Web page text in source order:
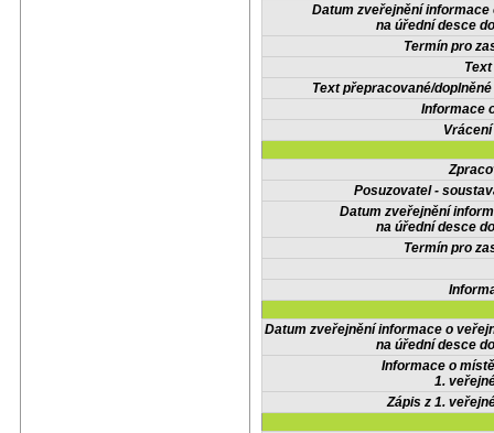
Datum zveřejnění informace
na úřední desce
Termín pro
Text přepracované/
Informace
Posuzovatel -
Datum zveřejnění
na úřední desce
Termín pro
Datum zveřejnění informace o
na úřední desce
Informace o
1.
Zápis z 1.